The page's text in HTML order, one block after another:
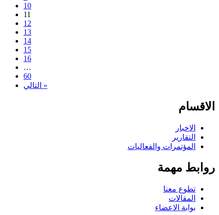
10
11
12
13
14
15
16
…
60
التالي »
الاقسام
الاخبار
التقارير
المؤتمرات والفعاليات
روابط مهمة
تطوع معنا
المقالات
بوابة الاعضاء